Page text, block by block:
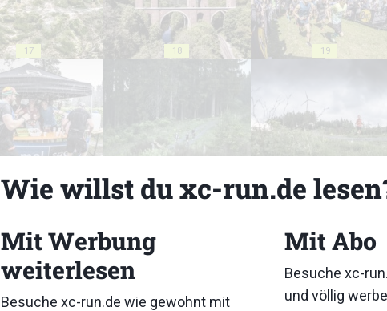
17 18 19
Wie willst du xc-run.de
Mit Werbung
weiterlesen
Besuche xc-run.de wie gewohnt mit
Mit Abo
Besuche xc-
und völlig